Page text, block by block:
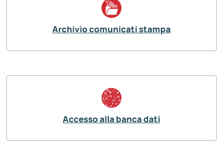
Archivio comunicati stampa
Accesso alla banca dati